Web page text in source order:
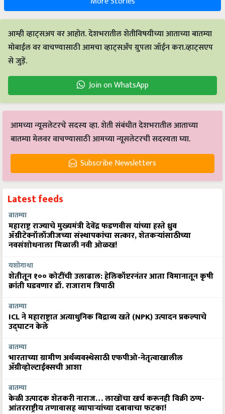
आम्ही व्हाट्सअप वर आहोत. देशभरातील शेतीविषयीच्या आताच्या बातम्या
मोबाईल वर वाचण्यासाठी आमचा व्हाट्सअँप ग्रुपला जॉईन करा.व्हाट्सएप
से जुड़ें.
Join on WhatsApp
आमच्या न्यूसलेटरचे सदस्य व्हा. शेती संबंधीत देशभरातील आताच्या
बातम्या मेलवर वाचण्यासाठी आमच्या न्यूसलेटरची सदस्यता घ्या.
Subscribe Newsletters
बातम्या
महाराष्ट्र राज्याचे मुख्यमंत्री देवेंद्र फडणवीस यांच्या हस्ते ध्रुव
ॲग्रीटेक्नॉलॉजीजच्या संस्थापकांचा सत्कार, शेतकऱ्यांसाठीच्या
नवसंशोधनाला मिळाली नवी ओळख!
शेतीतून १०० कोटींची उलाढाल: हेलिकॉप्टरनंतर आता विमानातून कृषी
क्रांती घडवणार डॉ. राजाराम त्रिपाठी
ICL ने महाराष्ट्रात अत्याधुनिक विद्राव्य खते (NPK) उत्पादन प्रकल्पाचे
उद्घाटन केले
भारताच्या ग्रामीण अर्थव्यवस्थेसाठी एफपीओ-नेतृत्वाखालील
अ‍ॅग्रीव्होल्टाईक्सची आशा
केळी उत्पादक शेतकरी नाराज… लाखोंचा खर्च करूनही विक्री ठप्प-
आंतरराष्ट्रीय तणावासह व्यापाऱ्यांच्या दबावाचा फटका!